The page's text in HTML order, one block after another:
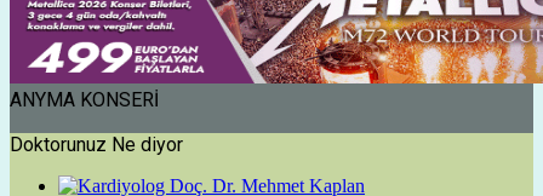
ANYMA KONSERİ
Doktorunuz Ne diyor